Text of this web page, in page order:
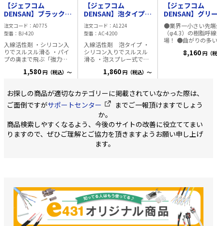
【ジェフコム
DENSAN】ブラックジ
ェット 入線潤滑剤 ケ
ーブル入線スプレー
シリコン配合 BJ-420
注文コード
A0775
型番
BJ-420
入線活性剤 ・シリコン入
りでスルスル滑る ・パイ
プの奥まで飛ぶ「強力噴
キノズルで、狭い場所に
ン ■沖縄への配送時のご
注意■ 同品は航空便への
積載が出来ない商品で
文頂いた場合は、沖縄へ
の配送到着日時指定を お
約束出来ない商品です。
1,580 円（税込）～
【ジェフコム
DENSAN】泡タイプ
入線潤滑剤 ケーブル
入線スプレー シリコ
ン配合
注文コード
A1224
型番
AC-4200
入線活性剤 泡タイプ ・
シリコン入りでスルスル
滑る ・泡スプレー式で、
い」「垂れにくい」「汚
く使える ・ウエス不要 ・
内容量 420ml メーカー名:
デンサン ■沖縄への配送
時のご注意■ 同品は航空
便への積載が出来ない商
品です。 よって、同品を
ご注文頂いた場合は、沖
縄への配送到着日時指定
1,860 円（税込）～
【ジェフコム
DENSAN】グリ
リムライン（
GX-3530J
●業界一小さい先
（φ4.3）の樹脂呼
場！ ●曲がりの多
配線に強い！ ●超
線径：φ3.5mm ・
15m ・質量：
体破断荷重：
質：PET ・原産国
8,160 円（
お探しの商品が適切なカテゴリーに掲載されていなかった際は、
ご面倒ですがサポートセンター
までご一報頂けますでしょう
か。
商品検索しやすくなるよう、今後のサイトの改善に役立ててまい
りますので、ぜひご理解とご協力を頂きますようお願い申し上げ
ます。